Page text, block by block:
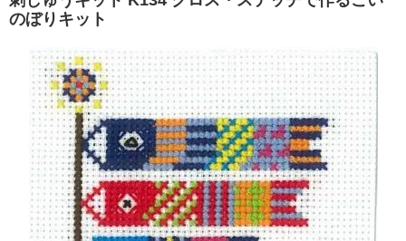
のぼりキット